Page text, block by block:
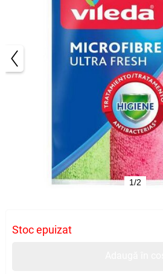
1/2
Stoc epuizat